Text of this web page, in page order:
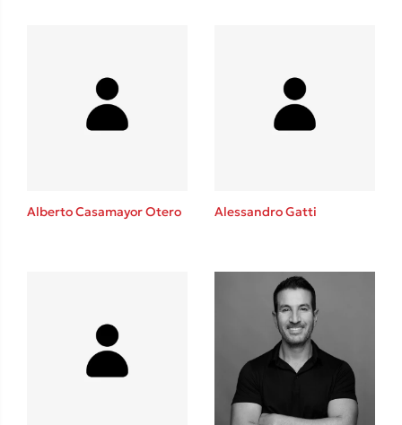
Πάνω, κάτω, μπροστά, πίσω
Η μέθοδος Αφήστε τους
Alberto Casamayor Otero Alessandro Gatti